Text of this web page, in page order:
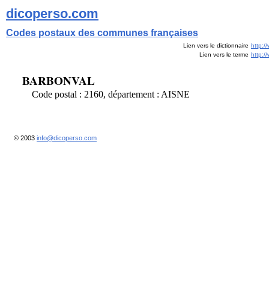
dicoperso.com
Codes postaux des communes françaises
Lien vers le dictionnaire http://
Lien vers le terme http://
BARBONVAL
Code postal : 2160, département : AISNE
© 2003 info@dicoperso.com